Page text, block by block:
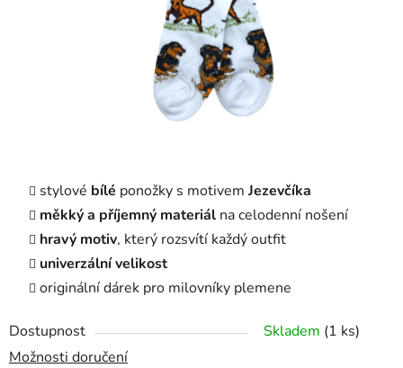
stylové bílé ponožky s motivem Jezevčíka
měkký a příjemný materiál na celodenní nošení
hravý motiv, který rozsvítí každý outfit
univerzální velikost
originální dárek pro milovníky plemene
Dostupnost Skladem (1 ks)
Možnosti doručení